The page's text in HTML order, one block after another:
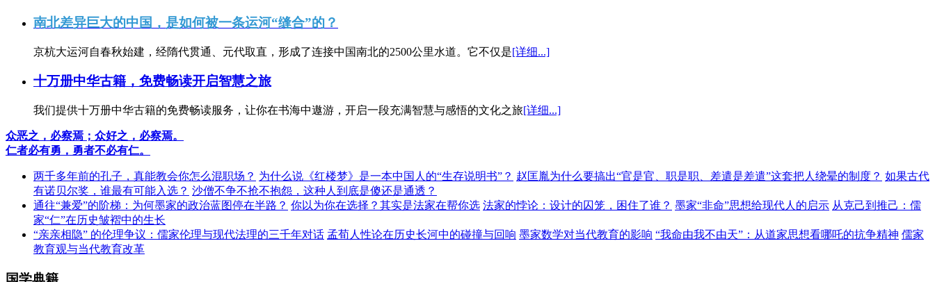
南北差异巨大的中国，是如何被一条运河“缝合”的？
京杭大运河自春秋始建，经隋代贯通、元代取直，形成了连接中国南北的2500公里水道。它不仅是[详细...]
十万册中华古籍，免费畅读开启智慧之旅
我们提供十万册中华古籍的免费畅读服务，让你在书海中遨游，开启一段充满智慧与感悟的文化之旅[详细...]
众恶之，必察焉；众好之，必察焉。
仁者必有勇，勇者不必有仁。
两千多年前的孔子，真能教会你怎么混职场？ 为什么说《红楼梦》是一本中国人的“生存说明书”？ 赵匡胤为什么要搞出“官是官、职是职、差遣是差遣”这套把人绕晕的制度？ 如果古代
有诺贝尔奖，谁最有可能入选？ 沙僧不争不抢不抱怨，这种人到底是傻还是通透？
通往“兼爱”的阶梯：为何墨家的政治蓝图停在半路？ 你以为你在选择？其实是法家在帮你选 法家的悖论：设计的囚笼，困住了谁？ 墨家“非命”思想给现代人的启示 从克己到推己：儒
家“仁”在历史皱褶中的生长
“亲亲相隐” 的伦理争议：儒家伦理与现代法理的三千年对话 孟荀人性论在历史长河中的碰撞与回响 墨家数学对当代教育的影响 “我命由我不由天”：从道家思想看哪吒的抗争精神 儒家
教育观与当代教育改革
国学典籍